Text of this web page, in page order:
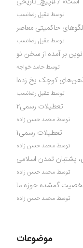
توسط عقیل رضانسب
حاکمیتی معاصر
توسط عقیل رضانسب
بر آمده از سخن نو
توسط حامد خواجه
کوچک یخ زده!
توسط عقیل رضانسب
تعطیلات رسمی۲
توسط محمد حسن زاده
تعطیلات رسمی۱
توسط محمد حسن زاده
پشتبان تمدن اسلامی
توسط محمد حسن زاده
گمشده حوزه ما
توسط محمد حسن زاده
موضوعات